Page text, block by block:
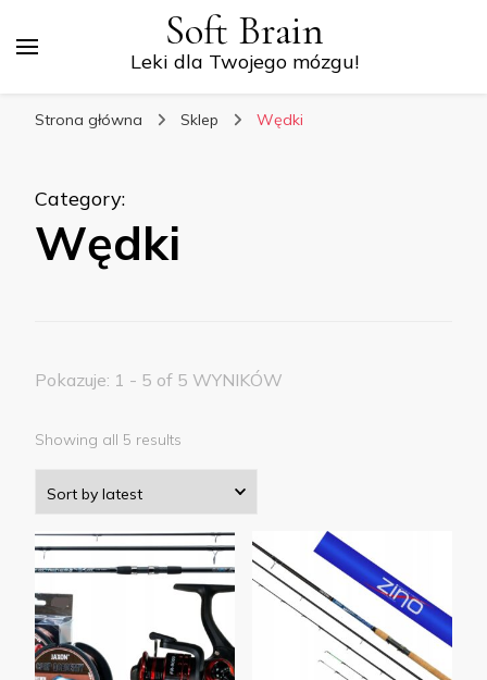
Soft Brain
Leki dla Twojego mózgu!
Strona główna Sklep Wędki
Category:
Wędki
Pokazuje: 1 - 5 of 5 WYNIKÓW
Showing all 5 results